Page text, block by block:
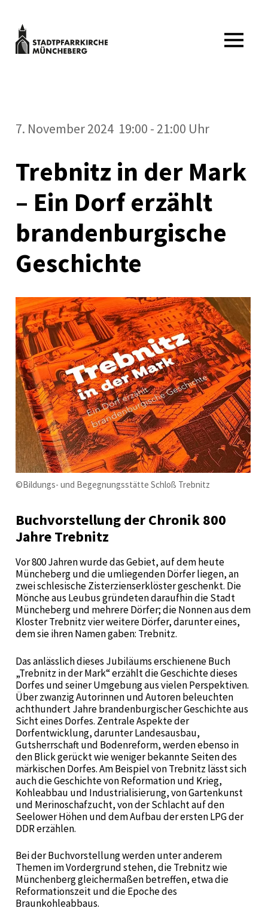
springen
Stadtpfarrkirche
MENÜ
7. November 2024 19:00 - 21:00 Uhr
Trebnitz in der Mark
– Ein Dorf erzählt
brandenburgische
Geschichte
©Bildungs- und Begegnungsstätte Schloß Trebnitz
Buchvorstellung der Chronik 800
Jahre Trebnitz
Vor 800 Jahren wurde das Gebiet, auf dem heute
Müncheberg und die umliegenden Dörfer liegen, an
zwei schlesische Zisterzienserklöster geschenkt. Die
Mönche aus Leubus gründeten daraufhin die Stadt
Müncheberg und mehrere Dörfer; die Nonnen aus dem
Kloster Trebnitz vier weitere Dörfer, darunter eines,
dem sie ihren Namen gaben: Trebnitz.
Das anlässlich dieses Jubiläums erschienene Buch
„Trebnitz in der Mark“ erzählt die Geschichte dieses
Dorfes und seiner Umgebung aus vielen Perspektiven.
Über zwanzig Autorinnen und Autoren beleuchten
achthundert Jahre brandenburgischer Geschichte aus
Sicht eines Dorfes. Zentrale Aspekte der
Dorfentwicklung, darunter Landesausbau,
Gutsherrschaft und Bodenreform, werden ebenso in
den Blick gerückt wie weniger bekannte Seiten des
märkischen Dorfes. Am Beispiel von Trebnitz lässt sich
auch die Geschichte von Reformation und Krieg,
Kohleabbau und Industrialisierung, von Gartenkunst
und Merinoschafzucht, von der Schlacht auf den
Seelower Höhen und dem Aufbau der ersten LPG der
DDR erzählen.
Bei der Buchvorstellung werden unter anderem
Themen im Vordergrund stehen, die Trebnitz wie
Münchenberg gleichermaßen betreffen, etwa die
Reformationszeit und die Epoche des
Braunkohleabbaus.